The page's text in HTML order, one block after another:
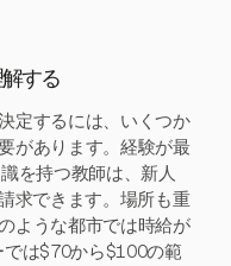
する
定するには、いくつか
があります。経験が最
を持つ教師は、新人
求できます。場所も重
ような都市では時給が
は$70から$100の範